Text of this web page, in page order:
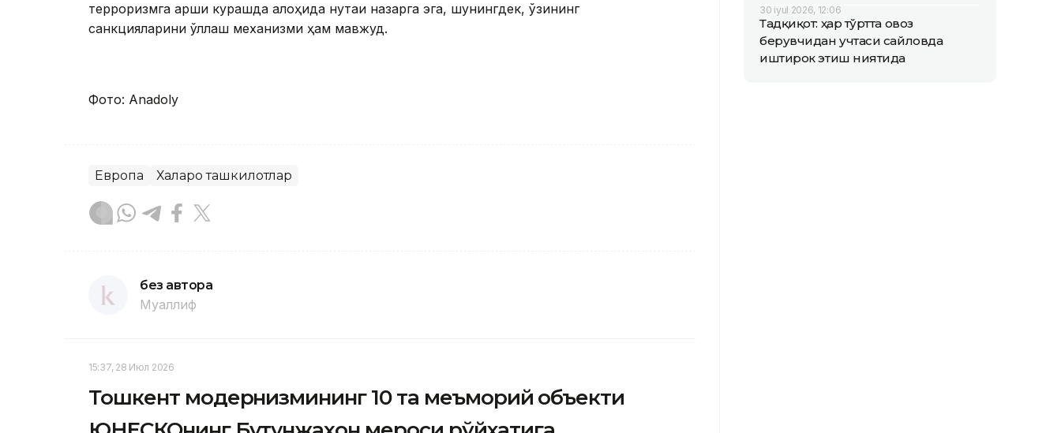
терроризмга қарши курашда алоҳида нуқтаи назарга эга, шунингдек, ўзининг
санкцияларини қўллаш механизми ҳам мавжуд.
Фото: Anadoly
Европа Халқаро ташкилотлар
без автора
Муаллиф
15:37, 28 Июл 2026
Тошкент модернизмининг 10 та меъморий объекти
30 iyul 2026, 12:06
Тадқиқот: ҳар тўртта овоз
берувчидан учтаси сайловда
иштирок этиш ниятида